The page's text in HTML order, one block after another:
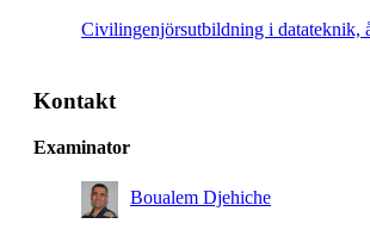
Civilingenjörsutbildning i datateknik,
Kontakt
Examinator
Boualem Djehiche